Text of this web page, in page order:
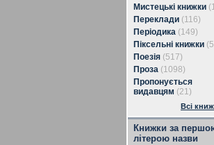
Мистецькі книжки
Переклади (116)
Періодика (149)
Піксельні книжки
Поезія (517)
Проза (1098)
Пропонується
видавцям (21)
Всі
Книжки за
літерою назви